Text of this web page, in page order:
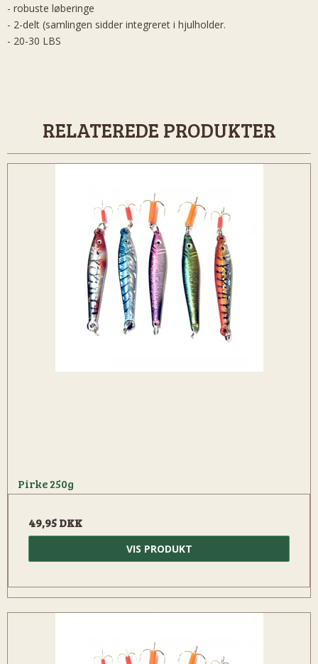
- robuste løberinge
- 2-delt (samlingen sidder integreret i hjulholder.
- 20-30 LBS
RELATEREDE PRODUKTER
Pirke 250g
49,95 DKK
VIS PRODUKT